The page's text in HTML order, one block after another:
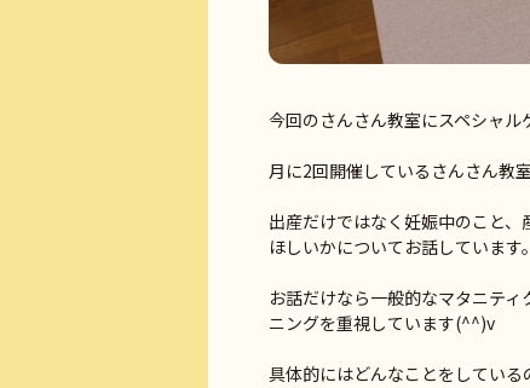
今回のさんさん教室にスペシャ
月に2回開催しているさんさん教
出産だけではなく妊娠中のこと
ほしいかについてお話しています。
お話だけなら一般的なマタニテ
ニングを重視しています(^^)v
具体的にはどんなことをしている